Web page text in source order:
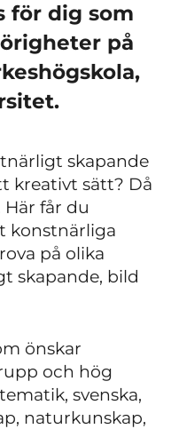
för dig som
på
skapande
kreativt sätt? Då
får du
konstnärliga
på olika
skapande, bild
önskar
och hög
svenska,
naturkunskap,